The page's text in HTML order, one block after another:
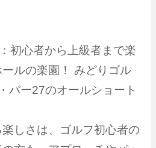
初心者から上級者まで楽
ルの楽園！ みどりゴル
パー27のオールショート
しさは、ゴルフ初心者の